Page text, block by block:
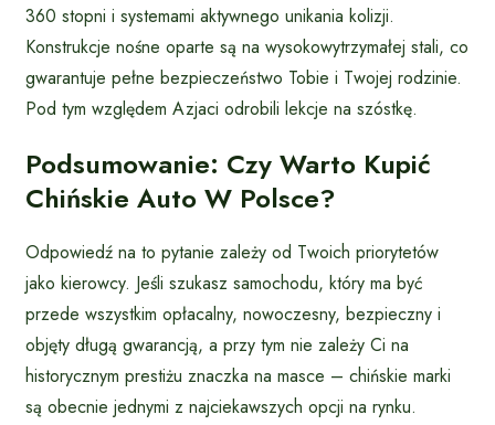
360 stopni i systemami aktywnego unikania kolizji.
Konstrukcje nośne oparte są na wysokowytrzymałej stali, co
gwarantuje pełne bezpieczeństwo Tobie i Twojej rodzinie.
Pod tym względem Azjaci odrobili lekcje na szóstkę.
Podsumowanie: Czy Warto Kupić
Chińskie Auto W Polsce?
Odpowiedź na to pytanie zależy od Twoich priorytetów
jako kierowcy. Jeśli szukasz samochodu, który ma być
przede wszystkim opłacalny, nowoczesny, bezpieczny i
objęty długą gwarancją, a przy tym nie zależy Ci na
historycznym prestiżu znaczka na masce – chińskie marki
są obecnie jednymi z najciekawszych opcji na rynku.